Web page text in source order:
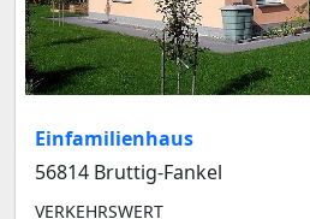
Einfamilienhaus
56814 Bruttig-Fankel
VERKEHRSWERT